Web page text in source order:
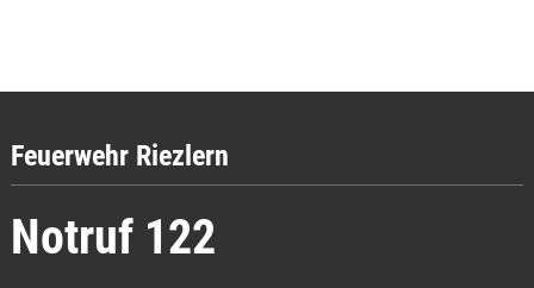
Feuerwehr Riezlern
Notruf 122